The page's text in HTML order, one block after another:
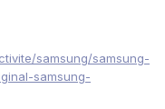
samsung/samsung-
samsung-